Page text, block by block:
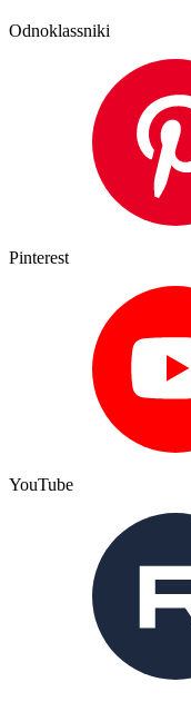
Odnoklassniki
Pinterest
YouTube